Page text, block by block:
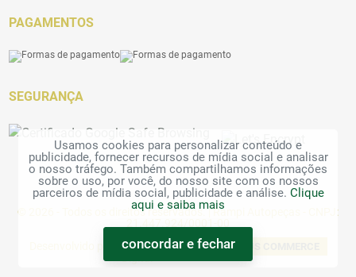
PAGAMENTOS
SEGURANÇA
© 2026 - Todos os direitos reservados. | Rampi Autopeças - CNPJ:
TECNOLOGIAASTRUS COMMERCE
Usamos cookies para personalizar conteúdo e
publicidade, fornecer recursos de mídia social e analisar
o nosso tráfego. Também compartilhamos informações
sobre o uso, por você, do nosso site com os nossos
parceiros de mídia social, publicidade e análise. Clique
aqui e saiba mais
concordar e fechar